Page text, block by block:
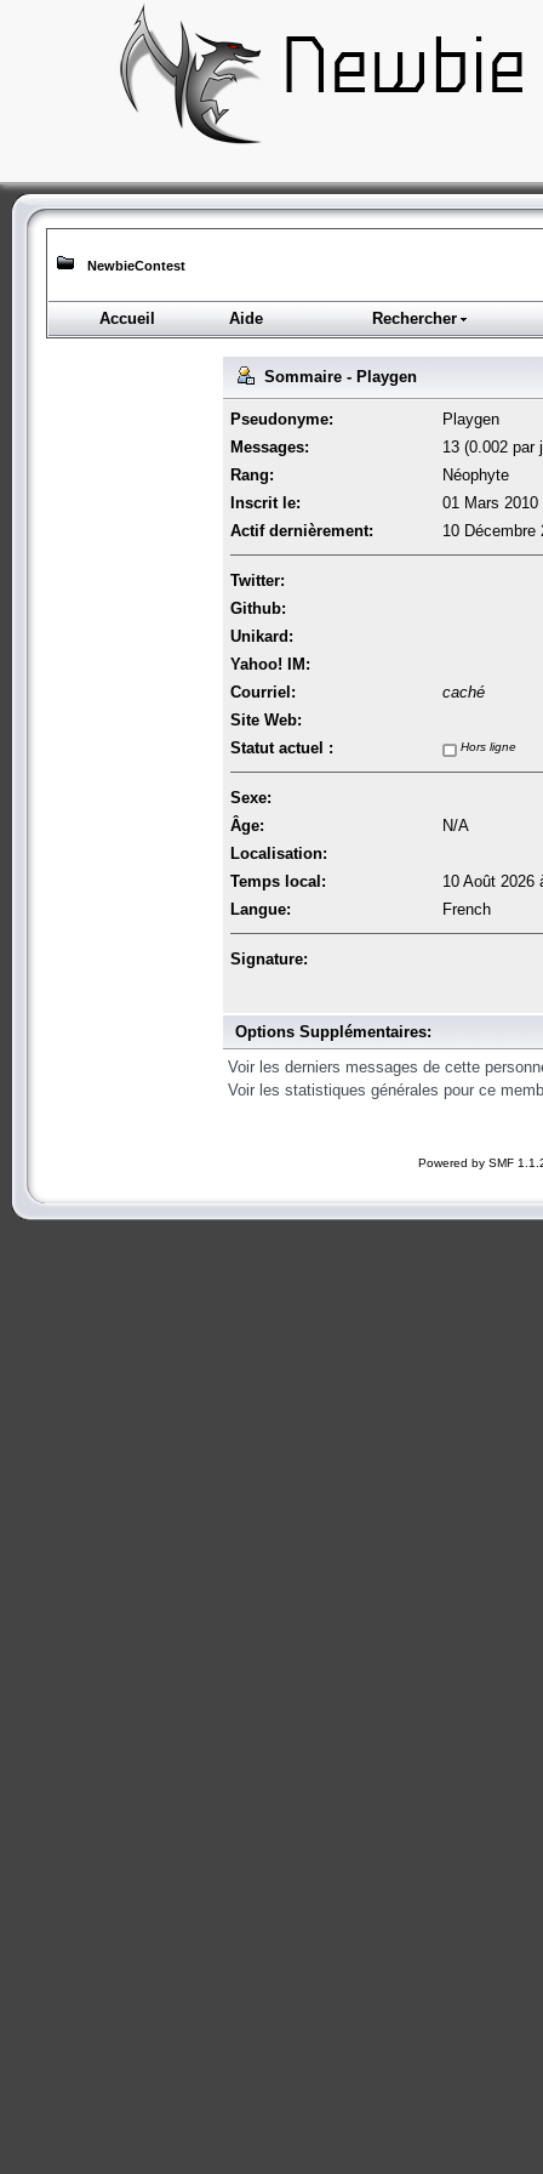
NewbieContest
Accueil Aide Rechercher
Sommaire - Playgen
Pseudonyme:
Playgen
Messages:
13 (0.002 par
Rang:
Néophyte
Inscrit le:
01 Mars 2010
Actif dernièrement:
10 Décembre
Twitter:
Github:
Unikard:
Yahoo! IM:
Courriel:
caché
Site Web:
Statut actuel :
Hors ligne
Sexe:
Âge:
N/A
Localisation:
Temps local:
10 Août 2026
Langue:
French
Signature:
Options Supplémentaires:
Voir les derniers messages de cette
Voir les statistiques générales pour ce
Powered by SMF